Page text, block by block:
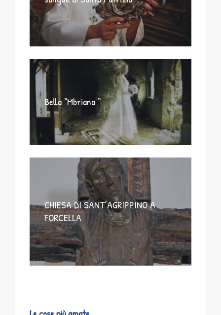
Bella “Mbriana “
CHIESA DI SANT’AGRIPPINO A
FORCELLA